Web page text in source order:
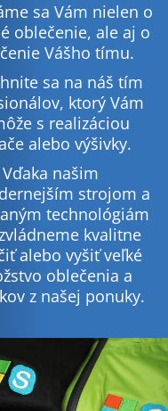
sa Vám nielen o
oblečenie, ale aj o
Vášho tímu.
sa na náš tím
ktorý Vám
s realizáciou
alebo výšivky.
Vďaka našim
strojom a
technológiám
kvalitne
alebo vyšiť veľké
oblečenia a
z našej ponuky.